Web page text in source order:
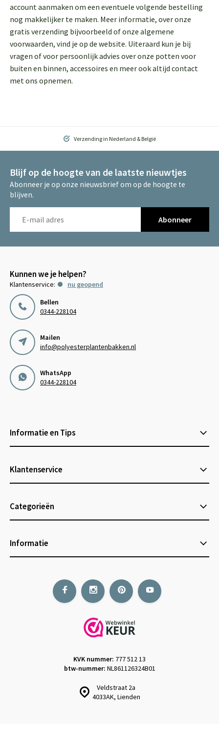
account aanmaken om een eventuele volgende bestelling
nog makkelijker te maken. Meer informatie, over onze
gratis verzending bijvoorbeeld of onze algemene
voorwaarden, vind je op de website. Uiteraard kun je bij
vragen of voor persoonlijk advies over onze potten voor
buiten en binnen, accessoires en meer ook altijd contact
met ons opnemen.
Verzending in Nederland & België
Blijf op de hoogte van de laatste nieuwtjes
Abonneer je op onze nieuwsbrief om op de hoogte te
blijven.
Abonneer
Kunnen we je helpen?
Klantenservice:
nu geopend
Bellen
0344-228104
Mailen
info@polyesterplantenbakken.nl
WhatsApp
0344-228104
Informatie en Tips
Klantenservice
Categorieën
Informatie
Veldstraat 2a
4033AK, Lienden
KVK nummer: 777 512 13
btw-nummer: NL861126324B01